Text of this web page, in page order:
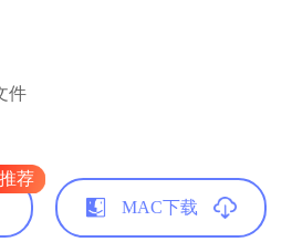
件
推荐
MAC下载